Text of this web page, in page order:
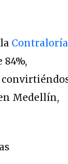
Contraloría
Medellín,